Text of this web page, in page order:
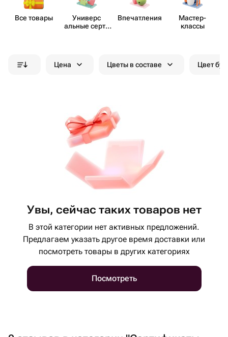
Все товары
Универс​
альные серти​
Впеча​тления
Мастер-​
классы
Цена Цветы в составе Цвет
Увы, сейчас таких товаров нет
В этой категории нет активных предложений.
Предлагаем указать другое время доставки или
посмотреть товары в других категориях
Посмотреть